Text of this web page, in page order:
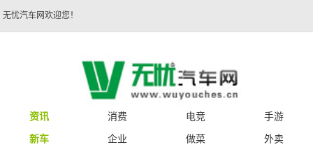
无忧汽车网欢迎您！
资讯 消费 电竞
手游
新车
企业 做菜
外卖